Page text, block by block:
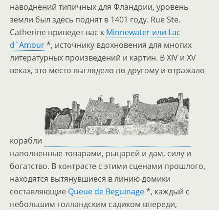
наводнений типичных для Фландрии, уровень
земли был здесь поднят в 1401 году. Rue Ste.
Catherine приведет вас к Minnewater или Lac
d`Amour*, источнику вдохновения для многих
литературных произведений и картин. В XIV и XV
веках, это место выглядело по другому и отражало
корабли
наполненные товарами, рыцарей и дам, силу и
богатство. В контрасте с этими сценами прошлого,
находятся вытянувшиеся в линию домики
составляющие Queue de Beguinage*, каждый с
небольшим голландским садиком впереди,